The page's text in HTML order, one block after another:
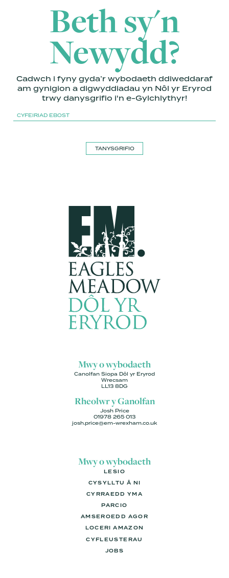
Beth sy'n
Newydd?
Cadwch i fyny gyda’r wybodaeth ddiweddaraf
am gynigion a digwyddiadau yn Nôl yr Eryrod
trwy danysgrifio i'n e-Gylchlythyr!
Mwy o wybodaeth
Canolfan Siopa Dôl yr Eryrod
Wrecsam
LL13 8DG
Rheolwr y Ganolfan
Josh Price
01978 265 013
josh.price@em-wrexham.co.uk
Mwy o wybodaeth
LESIO
CYSYLLTU Â NI
CYRRAEDD YMA
PARCIO
AMSEROEDD AGOR
LOCERI AMAZON
CYFLEUSTERAU
JOBS